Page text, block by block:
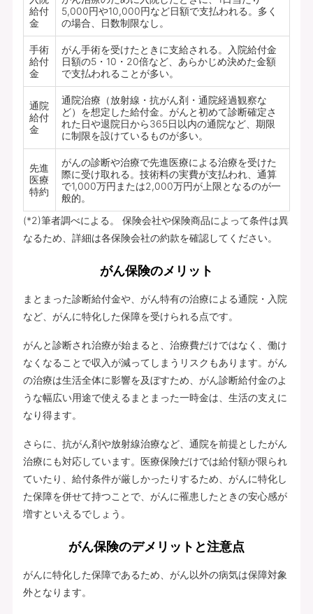
給付
金
5,000円や10,000円など日額で支払われる。多く
の場合、日数制限なし。
手術
給付
金
がん手術を受けたときに支給される。入院給付金
日額の5・10・20倍など、あらかじめ決めた金額
で支払われることが多い。
通院
給付
金
通院治療（放射線・抗がん剤・通院経過観察な
ど）を想定した給付金。がんと初めて診断確定さ
れた日や退院日から365日以内の通院など、期限
に制限を設けているものが多い。
先進
医療
特約
がんの診断や治療で先進医療による治療を受けた
際に受け取れる。技術料の実費が支払われ、通算
で1,000万円または2,000万円が上限となるのが一
般的。
(*2)筆者調べによる。 保険会社や保険商品によって条件は異
なるため、詳細は各保険会社の約款を確認してください。
がん保険のメリット
まとまった診断給付金や、がん特有の治療による通院・入院
など、がんに特化した保障を受けられる点です。
がんと診断され治療が始まると、治療費だけではなく、働け
なくなることで収入が減ってしまうリスクもあります。がん
の治療は生活全体に影響を及ぼすため、がん診断給付金のよ
うな幅広い用途で使えるまとまった一時金は、生活の支えに
なり得ます。
さらに、抗がん剤や放射線治療など、通院を前提としたがん
治療にも対応しています。医療保険だけでは給付額が限られ
ていたり、給付条件が厳しかったりするため、がんに特化し
た保障を併せて持つことで、がんに罹患したときの安心感が
増すといえるでしょう。
がん保険のデメリットと注意点
がんに特化した保障であるため、がん以外の病気は保障対象
外となります。